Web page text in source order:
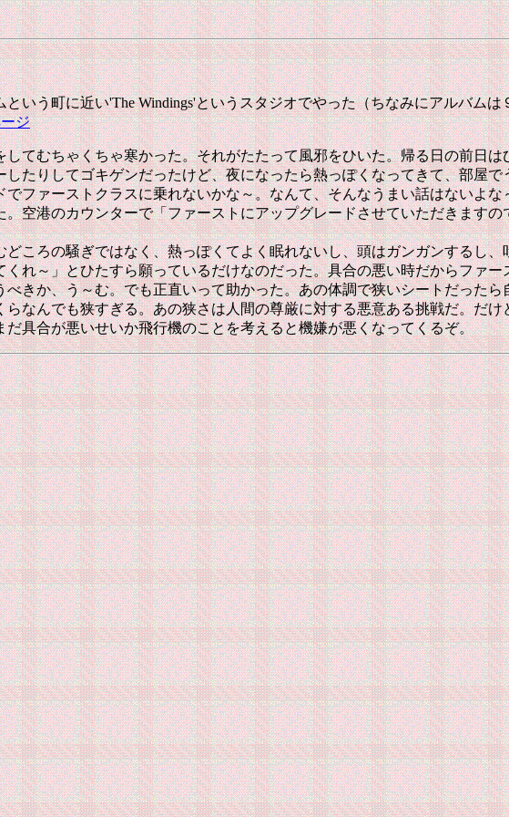
いう町に近い'The Windings'というスタジオでやった（ちなみにアルバム
ジ
てむちゃくちゃ寒かった。それがたたって風邪をひいた。帰る日の前日は
たりしてゴキゲンだったけど、夜になったら熱っぽくなってきて、部屋で
ファーストクラスに乗れないかな～。なんて、そんなうまい話はないよ
空港のカウンターで「ファーストにアップグレードさせていただきます
ころの騒ぎではなく、熱っぽくてよく眠れないし、頭はガンガンするし、
れ～」とひたすら願っているだけなのだった。具合の悪い時だからファ
きか、う～む。でも正直いって助かった。あの体調で狭いシートだった
なんでも狭すぎる。あの狭さは人間の尊厳に対する悪意ある挑戦だ。だ
具合が悪いせいか飛行機のことを考えると機嫌が悪くなってくるぞ。